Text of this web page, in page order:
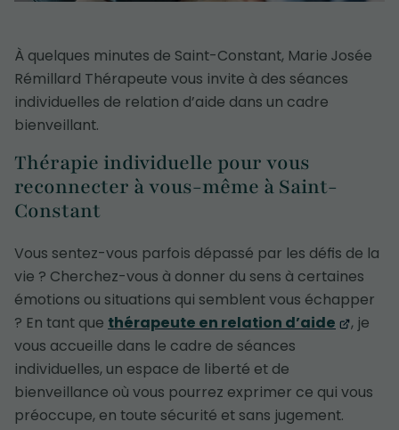
À quelques minutes de Saint-Constant, Marie Josée
Rémillard Thérapeute vous invite à des séances
individuelles de relation d’aide dans un cadre
bienveillant.
Thérapie individuelle pour vous
reconnecter à vous-même à Saint-
Constant
Vous sentez-vous parfois dépassé par les défis de la
vie ? Cherchez-vous à donner du sens à certaines
émotions ou situations qui semblent vous échapper
? En tant que thérapeute en relation d’aide
, je
vous accueille dans le cadre de séances
individuelles, un espace de liberté et de
bienveillance où vous pourrez exprimer ce qui vous
préoccupe, en toute sécurité et sans jugement.